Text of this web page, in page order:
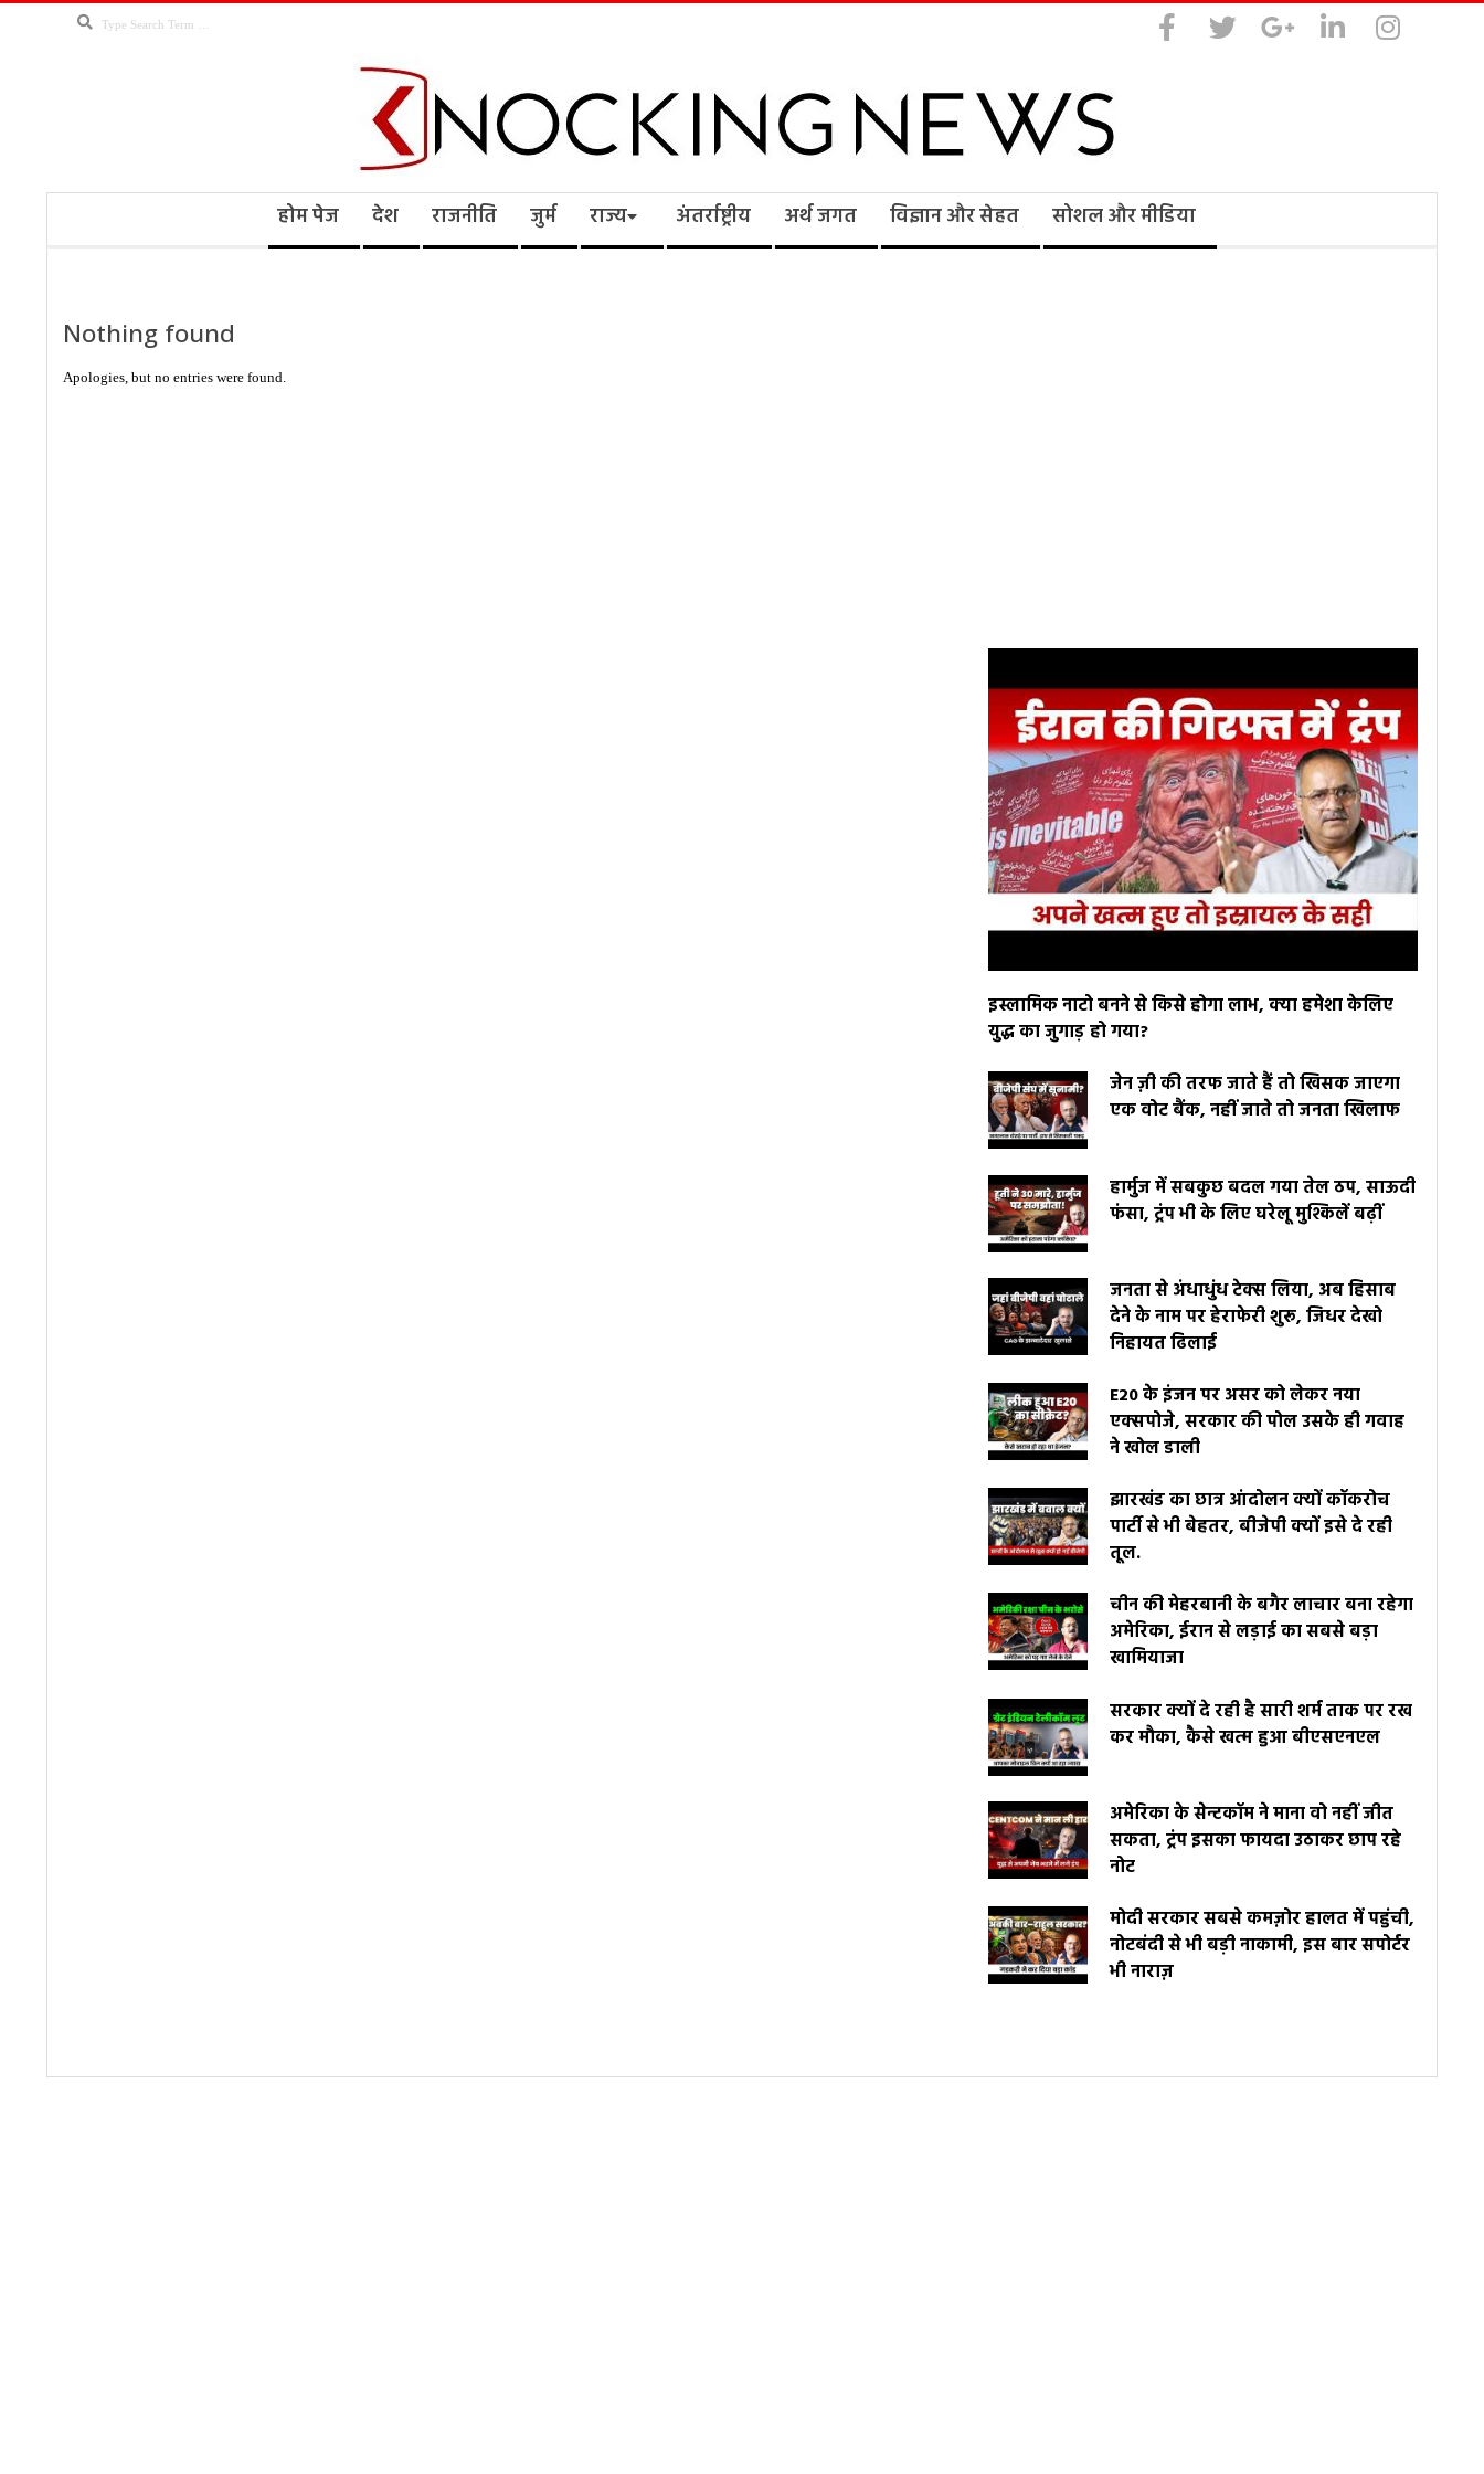
Search
Knocking
होम पेज देश राजनीति जुर्म राज्य अंतर्राष्ट्रीय अर्थ जगत विज्ञान और सेहत सोशल और मीडिया
Nothing found
Apologies, but no entries were found.
इस्लामिक नाटो बनने से किसे होगा लाभ, क्या हमेशा केलिए
युद्ध का जुगाड़ हो गया?
जेन ज़ी की तरफ जाते हैं तो खिसक जाएगा
एक वोट बैंक, नहीं जाते तो जनता खिलाफ
हार्मुज में सबकुछ बदल गया तेल ठप, साऊदी
फंसा, ट्रंप भी के लिए घरेलू मुश्किलें बढ़ीं
जनता से अंधाधुंध टेक्स लिया, अब हिसाब
देने के नाम पर हेराफेरी शुरू, जिधर देखो
निहायत ढिलाई
E20 के इंजन पर असर को लेकर नया
एक्सपोजे, सरकार की पोल उसके ही गवाह
ने खोल डाली
झारखंड का छात्र आंदोलन क्यों कॉकरोच
पार्टी से भी बेहतर, बीजेपी क्यों इसे दे रही
तूल.
चीन की मेहरबानी के बगैर लाचार बना रहेगा
अमेरिका, ईरान से लड़ाई का सबसे बड़ा
खामियाजा
सरकार क्यों दे रही है सारी शर्म ताक पर रख
कर मौका, कैसे खत्म हुआ बीएसएनएल
अमेरिका के सेन्टकॉम ने माना वो नहीं जीत
सकता, ट्रंप इसका फायदा उठाकर छाप रहे
नोट
मोदी सरकार सबसे कमज़ोर हालत में पहुंची,
नोटबंदी से भी बड़ी नाकामी, इस बार सपोर्टर
भी नाराज़